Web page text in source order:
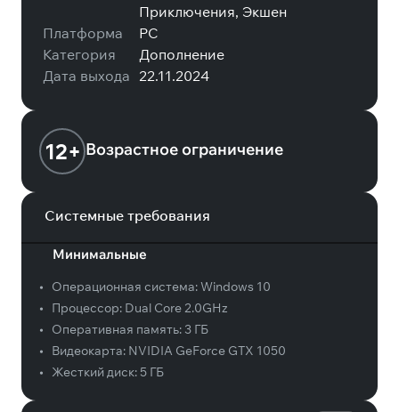
Приключения, Экшен
Платформа
PC
Категория
Дополнение
Дата выхода 22.11.2024
12+ Возрастное ограничение
Системные требования
Минимальные
• Операционная система:Windows 10
•
Процессор: Dual Core 2.0GHz
•
Оперативная память: 3 ГБ
•
Видеокарта: NVIDIA GeForce GTX 1050
•
Жесткий диск: 5 ГБ